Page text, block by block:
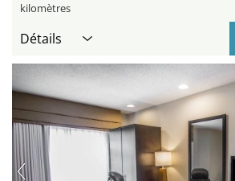
kilomètres
Détails